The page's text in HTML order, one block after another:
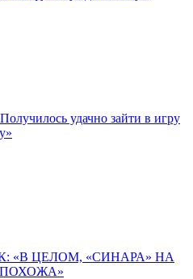
удачно зайти в игру
«В ЦЕЛОМ, «СИНАРА» НА